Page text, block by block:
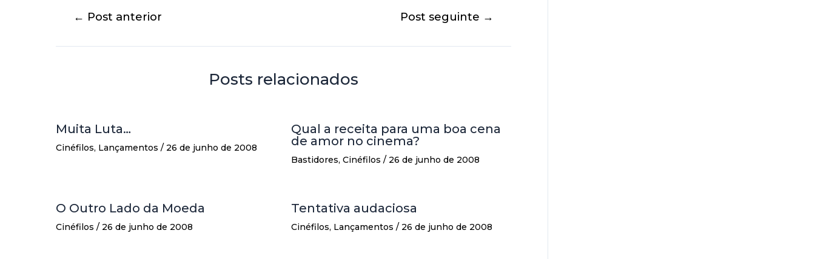
← Post anterior Post seguinte →
Posts relacionados
Muita Luta…
Cinéfilos, Lançamentos / 26 de junho de 2008
Qual a receita para uma boa cena
de amor no cinema?
Bastidores, Cinéfilos / 26 de junho de 2008
O Outro Lado da Moeda
Cinéfilos / 26 de junho de 2008
Tentativa audaciosa
Cinéfilos, Lançamentos / 26 de junho de 2008